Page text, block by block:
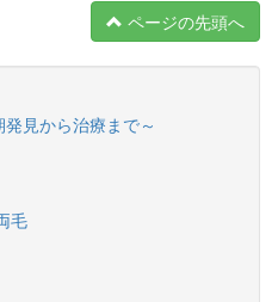
ページの先頭へ
見から治療まで～
毛